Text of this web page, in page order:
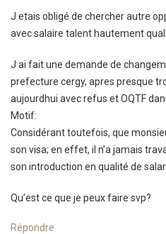
J etais obligé de chercher autre
avec salaire talent hautement
J ai fait une demande de
prefecture cergy, apres presque
aujourdhui avec refus et OQTF
Motif:
Considérant toutefois, que
son visa; en effet, il n’a jamais
son introduction en qualité de
Qu’est ce que je peux faire svp?
Répondre